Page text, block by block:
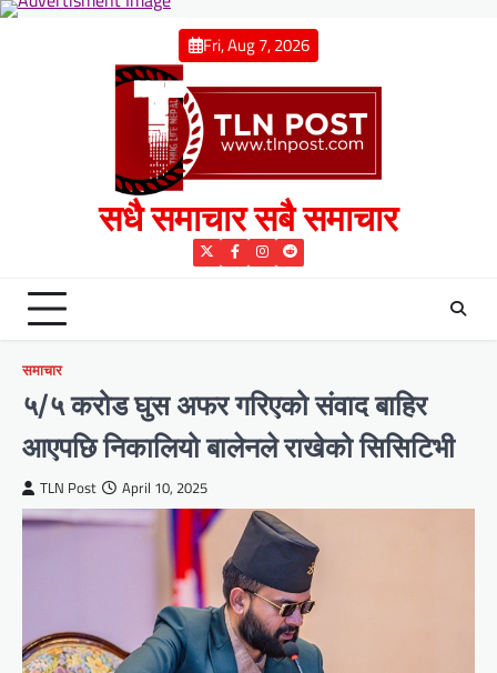
Skip
Fri, Aug 7, 2026
सधै समाचार सबै समाचार
TwitterFacebook
Instagram
Reddit
समाचार
५/५ करोड घुस अफर गरिएको संवाद बाहिर
आएपछि निकालियो बालेनले राखेको सिसिटिभी
TLN Post April 10, 2025